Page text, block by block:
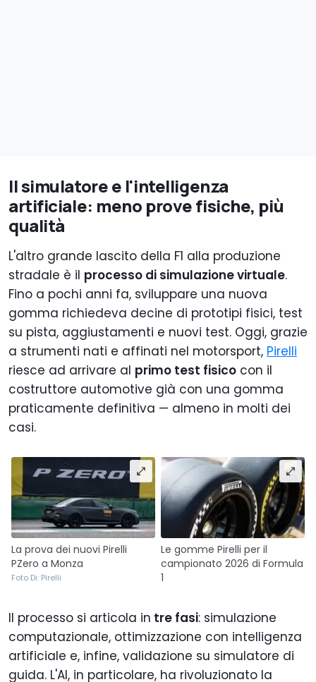
Il simulatore e l'intelligenza
artificiale: meno prove fisiche, più
qualità
L'altro grande lascito della F1 alla produzione
stradale è il processo di simulazione virtuale.
Fino a pochi anni fa, sviluppare una nuova
gomma richiedeva decine di prototipi fisici, test
su pista, aggiustamenti e nuovi test. Oggi, grazie
a strumenti nati e affinati nel motorsport, Pirelli
riesce ad arrivare al primo test fisico con il
costruttore automotive già con una gomma
praticamente definitiva — almeno in molti dei
casi.
La prova dei nuovi Pirelli
PZero a Monza
Foto Di: Pirelli
Le gomme Pirelli per il
campionato 2026 di Formula
1
Il processo si articola in tre fasi: simulazione
computazionale, ottimizzazione con intelligenza
artificiale e, infine, validazione su simulatore di
guida. L'AI, in particolare, ha rivoluzionato la